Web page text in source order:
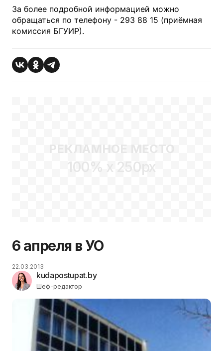
За более подробной информацией можно
обращаться по телефону - 293 88 15 (приёмная
комиссия БГУИР).
РЕКЛАМНОЕ МЕСТО
100% x 250px
6 апреля в УО
kudapostupat.by
Шеф-редактор
22.03.2013